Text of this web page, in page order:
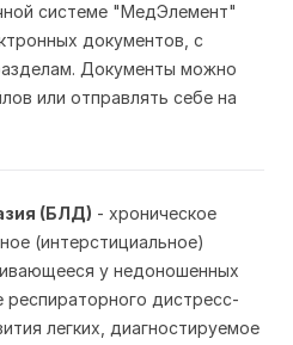
системе "МедЭлемент"
документов, с
Документы можно
или отправлять себе на
(БЛД) - хроническое
(интерстициальное)
у недоношенных
дистресс-
легких, диагностируемое